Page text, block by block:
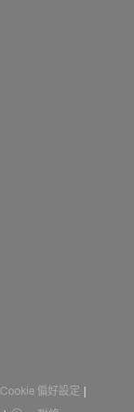
Cookie 偏好設定